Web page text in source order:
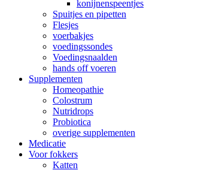
konijnenspeentjes
Spuitjes en pipetten
Flesjes
voerbakjes
voedingssondes
Voedingsnaalden
hands off voeren
Supplementen
Homeopathie
Colostrum
Nutridrops
Probiotica
overige supplementen
Medicatie
Voor fokkers
Katten